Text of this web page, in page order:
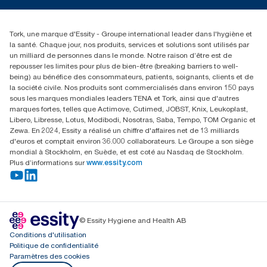
01 85 07 92 00
Tork, une marque d'Essity - Groupe international leader dans l'hygiène et
la santé. Chaque jour, nos produits, services et solutions sont utilisés par
un milliard de personnes dans le monde. Notre raison d’être est de
repousser les limites pour plus de bien-être (breaking barriers to well-
being) au bénéfice des consommateurs, patients, soignants, clients et de
la société civile. Nos produits sont commercialisés dans environ 150 pays
sous les marques mondiales leaders TENA et Tork, ainsi que d'autres
marques fortes, telles que Actimove, Cutimed, JOBST, Knix, Leukoplast,
Libero, Libresse, Lotus, Modibodi, Nosotras, Saba, Tempo, TOM Organic et
Zewa. En 2024, Essity a réalisé un chiffre d'affaires net de 13 milliards
d'euros et comptait environ 36.000 collaborateurs. Le Groupe a son siège
mondial à Stockholm, en Suède, et est coté au Nasdaq de Stockholm.
Plus d’informations sur www.essity.com
© Essity Hygiene and Health AB
Conditions d'utilisation
Politique de confidentialité
Paramètres des cookies